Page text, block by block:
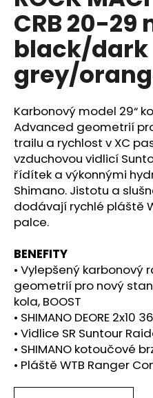
0,0
z
5
hvězdiček.
CRB 20-29
black/dark
grey/
Karbonový model 29“
Advanced geometrií
trailu a rychlost v XC
vzduchovou vidlicí
řídítek a výkonnými
Shimano. Jistotu a
dodávají rychlé pláště
palce.
BENEFITY
• Vylepšený karbonový
geometrií pro nový
kola, BOOST
• SHIMANO DEORE 2x10
• Vidlice SR Suntour
• SHIMANO kotoučové
• Pláště WTB Ranger
a
j
í
t
?
D
o
p
o
r
u
č
u
j
e
m
e